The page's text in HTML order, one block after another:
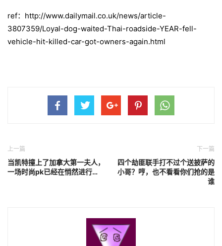
ref：http://www.dailymail.co.uk/news/article-
3807359/Loyal-dog-waited-Thai-roadside-YEAR-fell-
vehicle-hit-killed-car-got-owners-again.html
上一篇
当凯特撞上了加拿大第一夫人，
一场时尚pk已经在悄然进行…
下一篇
四个劫匪联手打不过个送披萨的
小哥？哼，也不看看你们抢的是
谁